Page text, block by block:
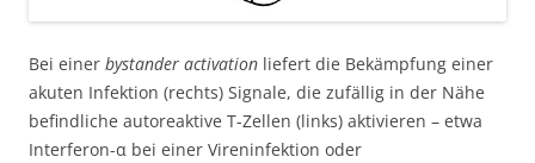
Bei einer bystander activation liefert die Bekämpfung einer
akuten Infektion (rechts) Signale, die zufällig in der Nähe
befindliche autoreaktive T-Zellen (links) aktivieren – etwa
Interferon-α bei einer Vireninfektion oder